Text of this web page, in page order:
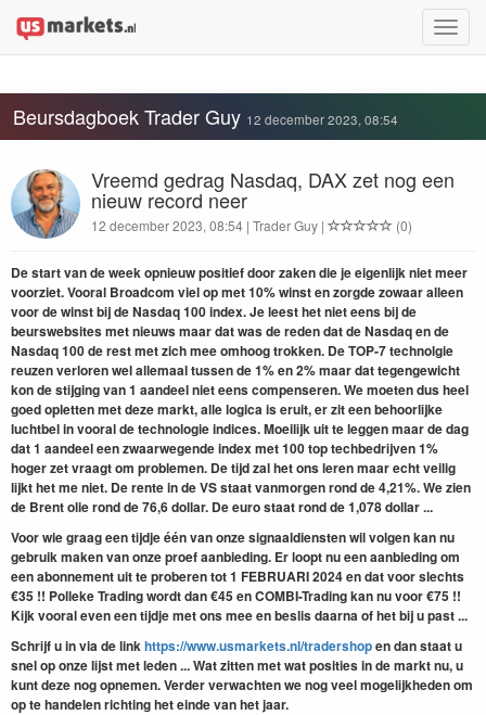
Toggle
Beursdagboek Trader Guy 12 december 2023, 08:54
Vreemd gedrag Nasdaq, DAX zet nog een
nieuw record neer
12 december 2023, 08:54 | Trader Guy | (0)
Destart van de week opnieuw positief door zaken die je eigenlijk niet meer
voorziet. Vooral Broadcom viel op met 10% winst en zorgde zowaar alleen
voor de winst bij de Nasdaq 100 index. Je leest het niet eens bij de
beurswebsites met nieuws maar dat was de reden dat de Nasdaq en de
Nasdaq 100 de rest met zich mee omhoog trokken. De TOP-7 technolgie
reuzen verloren wel allemaal tussen de 1% en 2% maar dat tegengewicht
kon de stijging van 1 aandeel niet eens compenseren. We moeten dus heel
goed opletten met deze markt, alle logica is eruit, er zit een behoorlijke
luchtbel in vooral de technologie indices. Moeilijk uit te leggen maar de dag
dat 1 aandeel een zwaarwegende index met 100 top techbedrijven 1%
hoger zet vraagt om problemen. De tijd zal het ons leren maar echt veilig
lijkt het me niet. De rente in de VS staat vanmorgen rond de 4,21%. We zien
de Brent olie rond de 76,6 dollar. De euro staat rond de 1,078 dollar ...
Voor wie graag een tijdje één van onze signaaldiensten wil volgen kan nu
gebruik maken van onze proef aanbieding. Er loopt nu een aanbieding om
een abonnement uit te proberen tot 1 FEBRUARI 2024 en dat voor slechts
€35 !! Polleke Trading wordt dan €45 en COMBI-Trading kan nu voor €75 !!
Kijk vooral even een tijdje met ons mee en beslis daarna of het bij u past ...
Schrijf u in via de linkhttps://www.usmarkets.nl/tradershopen dan staat u
snel op onze lijst met leden ... Wat zitten met wat posities in de markt nu, u
kunt deze nog opnemen. Verder verwachten we nog veel mogelijkheden om
op te handelen richting het einde van het jaar.